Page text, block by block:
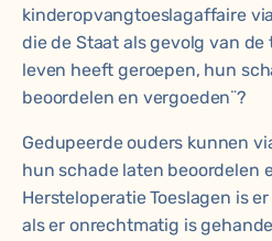
kinderopvangtoeslagaffaire
die de Staat als gevolg van
leven heeft geroepen, hun
beoordelen en vergoeden¨?
Gedupeerde ouders kunnen
hun schade laten beoordelen
Hersteloperatie Toeslagen is
als er onrechtmatig is